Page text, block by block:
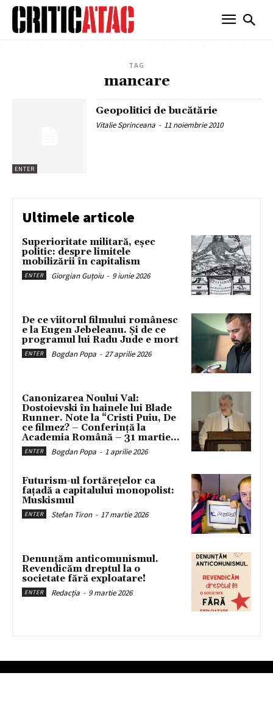
TAG
mancare
ENTER
Geopolitici de bucătărie
Vitalie Sprinceana - 11 noiembrie 2010
Ultimele articole
Superioritate militară, eșec
politic: despre limitele
mobilizării în capitalism
ENTER Giorgian Guțoiu - 9 iunie 2026
De ce viitorul filmului românesc
e la Eugen Jebeleanu. Și de ce
programul lui Radu Jude e mort
ENTER Bogdan Popa - 27 aprilie 2026
Canonizarea Noului Val:
Dostoievski în hainele lui Blade
Runner. Note la “Cristi Puiu, De
ce filmez? – Conferință la
Academia Română – 31 martie...
ENTER Bogdan Popa - 1 aprilie 2026
Futurism-ul fortărețelor ca
fațadă a capitalului monopolist:
Muskismul
ENTER Stefan Tiron - 17 martie 2026
Denunțăm anticomunismul.
Revendicăm dreptul la o
societate fără exploatare!
ENTER Redacția - 9 martie 2026